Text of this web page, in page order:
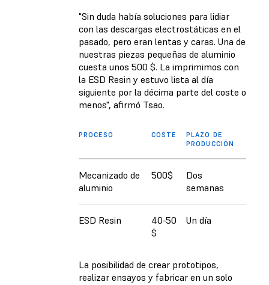
"Sin duda había soluciones para lidiar
con las descargas electrostáticas en el
pasado, pero eran lentas y caras. Una de
nuestras piezas pequeñas de aluminio
cuesta unos 500 $. La imprimimos con
la ESD Resin y estuvo lista al día
siguiente por la décima parte del coste o
menos", afirmó Tsao.
PROCESO COSTE
PLAZO DE
PRODUCCIÓN
Mecanizado de
aluminio
500$
Dos
semanas
ESD Resin
40-50
$
Un día
La posibilidad de crear prototipos,
realizar ensayos y fabricar en un solo